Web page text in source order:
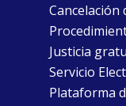
Cancelación
Justicia
Servicio
Plataforma